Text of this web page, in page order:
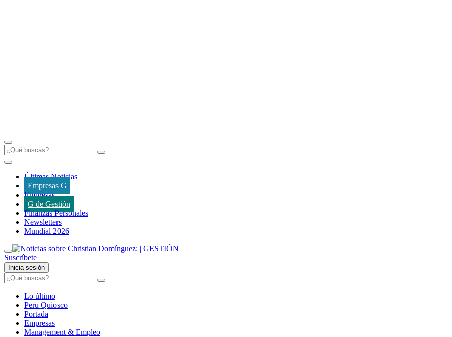
Últimas Noticias
Empresas G
Empresas
G de Gestión
Finanzas Personales
Newsletters
Mundial 2026
Suscríbete
Inicia sesión
Lo último
Peru Quiosco
Portada
Empresas
Management & Empleo